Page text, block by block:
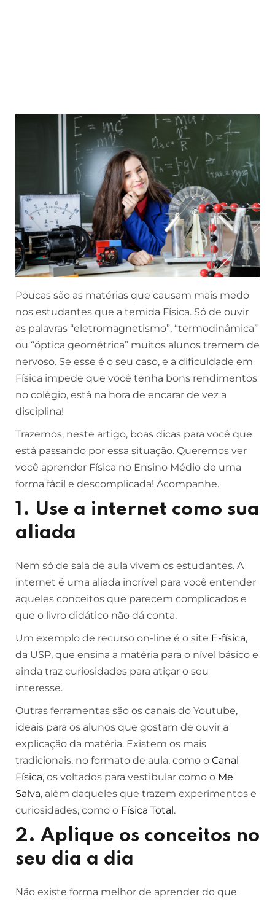
Poucas são as matérias que causam mais medo
nos estudantes que a temida Física. Só de ouvir
as palavras “eletromagnetismo”, “termodinâmica”
ou “óptica geométrica” muitos alunos tremem de
nervoso. Se esse é o seu caso, e a dificuldade em
Física impede que você tenha bons rendimentos
no colégio, está na hora de encarar de vez a
disciplina!
Trazemos, neste artigo, boas dicas para você que
está passando por essa situação. Queremos ver
você aprender Física no Ensino Médio de uma
forma fácil e descomplicada! Acompanhe.
1. Use a internet como sua
aliada
Nem só de sala de aula vivem os estudantes. A
internet é uma aliada incrível para você entender
aqueles conceitos que parecem complicados e
que o livro didático não dá conta.
Um exemplo de recurso on-line é o site E-física,
da USP, que ensina a matéria para o nível básico e
ainda traz curiosidades para atiçar o seu
interesse.
Outras ferramentas são os canais do Youtube,
ideais para os alunos que gostam de ouvir a
explicação da matéria. Existem os mais
tradicionais, no formato de aula, como o Canal
Física, os voltados para vestibular como o Me
Salva, além daqueles que trazem experimentos e
curiosidades, como o Física Total .
2. Aplique os conceitos no
seu dia a dia
Não existe forma melhor de aprender do que